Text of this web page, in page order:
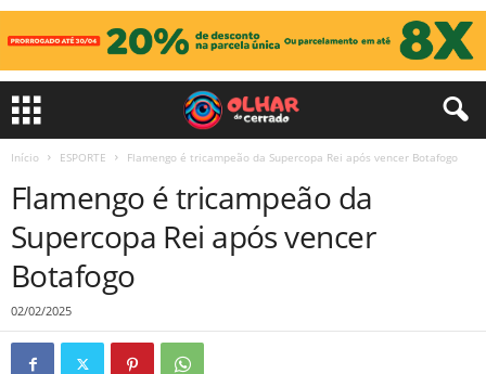
Início ESPORTE Flamengo é tricampeão da Supercopa Rei após vencer Botafogo
Flamengo é tricampeão da
Supercopa Rei após vencer
Botafogo
02/02/2025